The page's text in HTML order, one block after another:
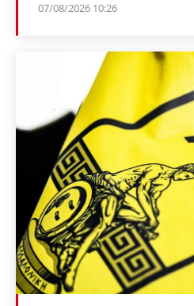
07/08/2026 10:26